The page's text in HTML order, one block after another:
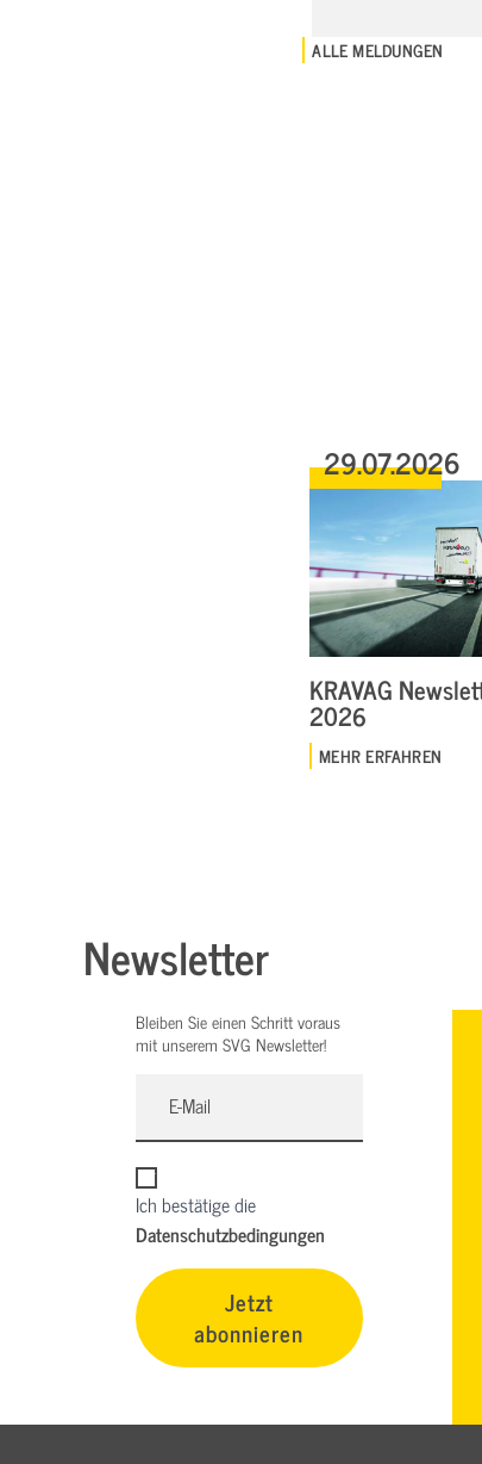
ALLE MELDUNGEN
29.07.2026
KRAVAG
2026
MEHR ERFAHREN
Newsletter
Bleiben Sie einen Schritt voraus
mit unserem SVG Newsletter!
Ich bestätige die
Datenschutzbedingungen
Jetzt
abonnieren